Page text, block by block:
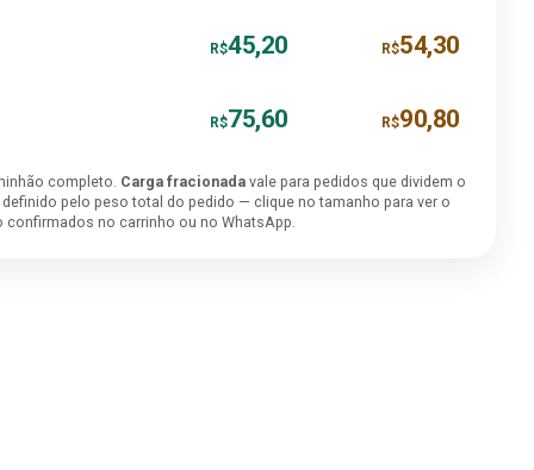
R$45,20 R$54,30
R$75,60 R$90,80
completo. Carga fracionada vale para pedidos que dividem o
pelo peso total do pedido — clique no tamanho para ver o
no carrinho ou no WhatsApp.